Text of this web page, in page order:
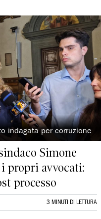
indagata per corruzione
Simone
propri avvocati:
processo
3 MINUTI DI LETTURA